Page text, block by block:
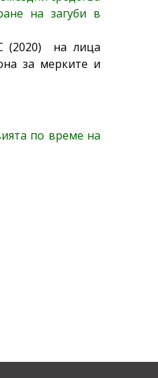
на загуби в
(2020) на лица
за мерките и
по време на